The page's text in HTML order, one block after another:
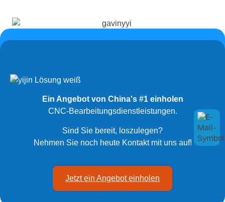
Ein Angebot von China's #1 einholen
CNC-Bearbeitungsdienstleistungen.
Sind Sie bereit, loszulegen?
Nehmen Sie noch heute Kontakt mit uns auf!
Jetzt ein Angebot einholen